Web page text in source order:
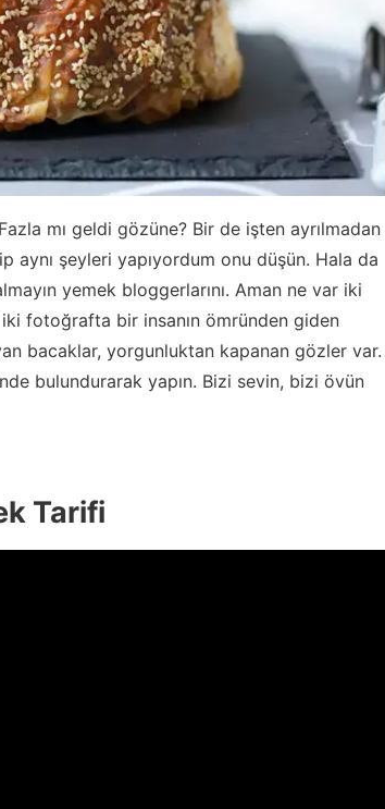
mı geldi gözüne? Bir de işten ayrılmadan
aynı şeyleri yapıyordum onu düşün. Hala da
yemek bloggerlarını. Aman ne var iki
fotoğrafta bir insanın ömründen giden
bacaklar, yorgunluktan kapanan gözler var.
bulundurarak yapın. Bizi sevin, bizi övün
Tarifi